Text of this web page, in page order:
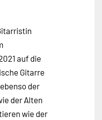
auf die
Gitarre
der
der Alten
wie der